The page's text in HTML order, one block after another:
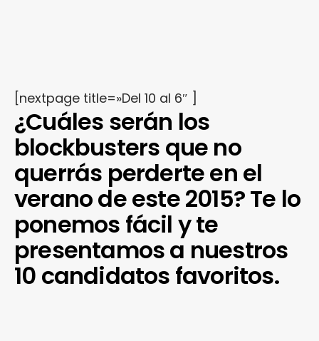
[nextpage title=»Del 10 al 6″ ]
¿Cuáles serán los
blockbusters que no
querrás perderte en el
verano de este 2015? Te lo
ponemos fácil y te
presentamos a nuestros
10 candidatos favoritos.